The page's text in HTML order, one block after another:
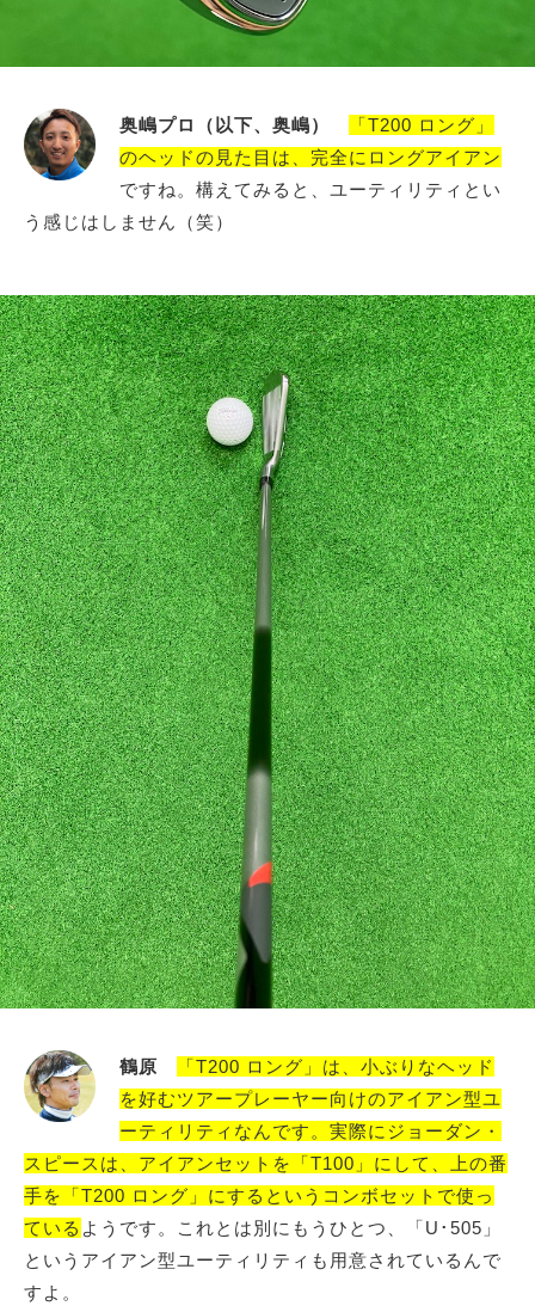
奥嶋プロ（以下、奥嶋）
「T200 ロング」
のヘッドの見た目は、完全にロングアイアン
ですね。構えてみると、ユーティリティとい
う感じはしません（笑）
鶴原
「T200 ロング」は、小ぶりなヘッド
を好むツアープレーヤー向けのアイアン型ユ
ーティリティなんです。実際にジョーダン・
スピースは、アイアンセットを「T100」にして、上の番
手を「T200 ロング」にするというコンボセットで使っ
ている ようです。これとは別にもうひとつ、「U･505」
というアイアン型ユーティリティも用意されているんで
すよ。